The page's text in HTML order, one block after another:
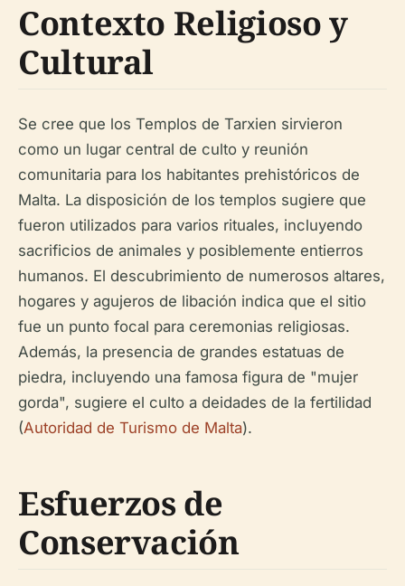
Contexto Religioso y
Cultural
Se cree que los Templos de Tarxien sirvieron
como un lugar central de culto y reunión
comunitaria para los habitantes prehistóricos de
Malta. La disposición de los templos sugiere que
fueron utilizados para varios rituales, incluyendo
sacrificios de animales y posiblemente entierros
humanos. El descubrimiento de numerosos altares,
hogares y agujeros de libación indica que el sitio
fue un punto focal para ceremonias religiosas.
Además, la presencia de grandes estatuas de
piedra, incluyendo una famosa figura de "mujer
gorda", sugiere el culto a deidades de la fertilidad
(Autoridad de Turismo de Malta).
Esfuerzos de
Conservación